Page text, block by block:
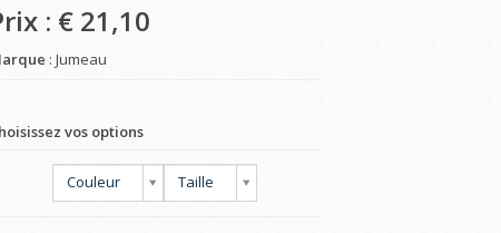
: € 21,10
: Jumeau
vos options
Couleur Taille